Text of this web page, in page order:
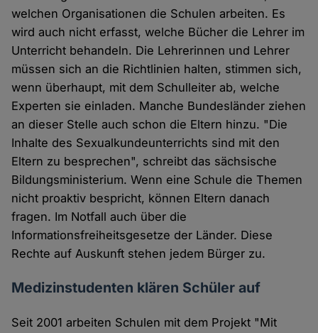
welchen Organisationen die Schulen arbeiten. Es
wird auch nicht erfasst, welche Bücher die Lehrer im
Unterricht behandeln. Die Lehrerinnen und Lehrer
müssen sich an die Richtlinien halten, stimmen sich,
wenn überhaupt, mit dem Schulleiter ab, welche
Experten sie einladen. Manche Bundesländer ziehen
an dieser Stelle auch schon die Eltern hinzu. "Die
Inhalte des Sexualkundeunterrichts sind mit den
Eltern zu besprechen", schreibt das sächsische
Bildungsministerium. Wenn eine Schule die Themen
nicht proaktiv bespricht, können Eltern danach
fragen. Im Notfall auch über die
Informationsfreiheitsgesetze der Länder. Diese
Rechte auf Auskunft stehen jedem Bürger zu.
Medizinstudenten klären Schüler auf
Seit 2001 arbeiten Schulen mit dem Projekt "Mit